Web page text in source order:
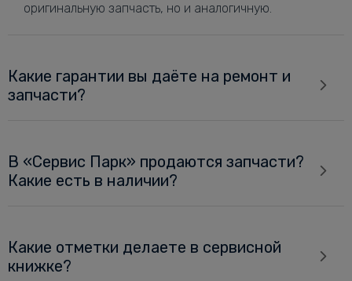
оригинальную запчасть, но и аналогичную.
Какие гарантии вы даёте на ремонт и
запчасти?
В «Сервис Парк» продаются запчасти?
Какие есть в наличии?
Какие отметки делаете в сервисной
книжке?